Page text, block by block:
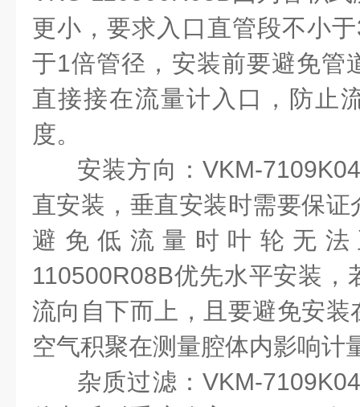
更小，要求入口直管段不小于
于1倍管径，安装前要避免管
直接接在流量计入口，防止
度。
安装方向： VKM-
直安装，垂直安装时需要保
避免低流量时叶轮无
110500R08B优先水平安装，
流向自下而上，且要避免安
空气积聚在测量腔体内影响计
杂质过滤： VKM-